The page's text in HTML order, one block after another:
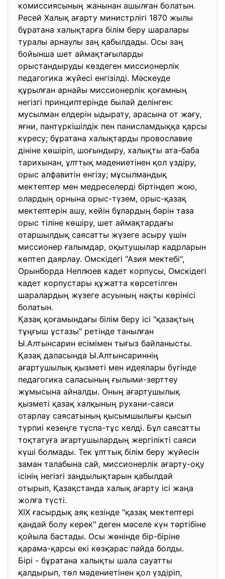
комиссиясының жанынан ашылған болатын.
Ресей Халық ағарту министрлігі 1870 жылы
бұратана халықтарға білім беру шаралары
туралы арнаулы заң қабылдады. Осы заң
бойынша шет аймақтағыларды
орыстандыруды көздеген миссионерлік
педагогика жүйесі енгізілді. Мәскеуде
құрылған арнайы миссионерлік қоғамның
негізгі принциптерінде былай делінген:
мусылман елдерін ыдырату, арасына от жағу,
яғни, пантүркішілдік пен панисламдыққа қарсы
күресу; бұратана халықтарды провославие
дініне көшіріп, шоғындыру, халықты ата-баба
тарихынан, ұлттық мәдениетінен қол үздіру,
орыс алфавитін енгізу; мұсылмандық
мектептер мен медреселерді біртіндеп жою,
олардың орнына орыс-түзем, орыс-қазақ
мектептерін ашу, кейін бұлардың бәрін таза
орыс тіліне көшіру, шет аймақтардағы
отаршылдық саясатты жүзеге асыру үшін
миссионер ғалымдар, оқытушылар кадрларын
көптеп даярлау. Омскідегі "Азия мектебі",
Орынборда Неплюев кадет корпусы, Омскідегі
кадет корпустары құжатта көрсетілген
шаралардың жүзеге асуының нақты көрінісі
болатын.
Қазақ қоғамындағы білім беру ісі "қазақтың
тұңғыш ұстазы" ретінде танылған
Ы.Алтынсарин есімімен тығыз байланысты.
Қазақ даласында Ы.Алтынсариннің
ағартушылық қызметі мен идеялары бүгінде
педагогика саласының ғылыми-зерттеу
жұмысына айналды. Оның ағартушылық
қызметі қазақ халқының рухани-саяси
отарлау саясатының қысымшылығы қысып
түрпиі кезеңге тұспа-тұс келді. Бұл саясатты
тоқтатуға ағартушылардың жергілікті саяси
күші болмады. Тек ұлттық білім беру жүйесін
заман талабына сай, миссионерлік ағарту-оқу
ісінің негізгі заңдылықтарын қабылдай
отырып, Қазақстанда халық ағарту ісі жаңа
жолға түсті.
XIX ғасырдық аяқ кезінде "қазақ мектептері
қандай болу керек" деген мәселе күн тәртібіне
қойыла бастады. Осы жөнінде бір-біріне
қарама-қарсы екі көзқарас пайда болды.
Бірі - бұратана халықты шала сауатты
қалдырып, төл мәдениетінен қол үздіріп,